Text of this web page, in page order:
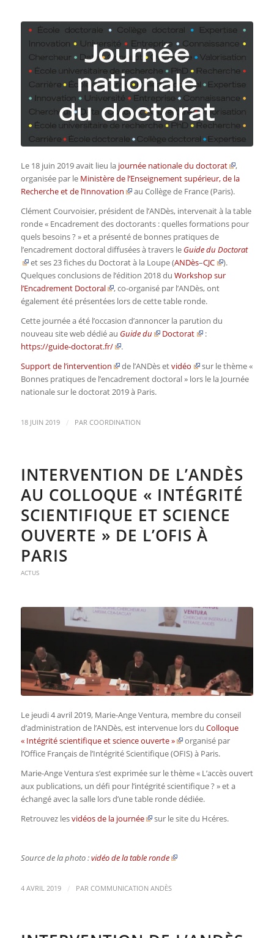
Le 18 juin 2019 avait lieu la journée nationale du doctorat
,
organisée par le Ministère de l’Enseignement supérieur, de la
Recherche et de l’Innovation
au Collège de France (Paris).
Clément Courvoisier, président de l’ANDès, intervenait à la table
ronde « Encadrement des doctorants : quelles formations pour
quels besoins ? » et a présenté de bonnes pratiques de
l’encadrement doctoral diffusées à travers le Guide du Doctorat
et ses 23 fiches du Doctorat à la Loupe (ANDès–CJC
).
Quelques conclusions de l’édition 2018 du Workshop sur
l’Encadrement Doctoral
, co-organisé par l’ANDès, ont
également été présentées lors de cette table ronde.
Cette journée a été l’occasion d’annoncer la parution du
nouveau site web dédié au Guide du Doctorat
:
https://guide-doctorat.fr/
.
Support de l’intervention
de l’ANDès etvidéo
sur le thème «
Bonnes pratiques de l’encadrement doctoral » lors le la Journée
nationale sur le doctorat 2019 à Paris.
18 JUIN 2019 / PAR COORDINATION
INTERVENTION DE L’ANDÈS
AU COLLOQUE « INTÉGRITÉ
SCIENTIFIQUE ET SCIENCE
OUVERTE » DE L’OFIS À
PARIS
ACTUS
Le jeudi 4 avril 2019, Marie-Ange Ventura, membre du conseil
d’administration de l’ANDès, est intervenue lors du Colloque
« Intégrité scientifique et science ouverte »
organisé par
l’Office Français de l’Intégrité Scientifique (OFIS) à Paris.
Marie-Ange Ventura s’est exprimée sur le thème « L’accès ouvert
aux publications, un défi pour l’intégrité scientifique ? » et a
échangé avec la salle lors d’une table ronde dédiée.
Retrouvez lesvidéos de la journée sur le site du Hcéres.
Source de la photo :vidéo de la table ronde
4 AVRIL 2019 / PAR COMMUNICATION ANDÈS